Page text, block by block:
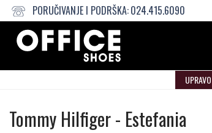
PORUČIVANJE I PODRŠKA:024.415.6090
Tommy HilfigerPlitke
- Estefania